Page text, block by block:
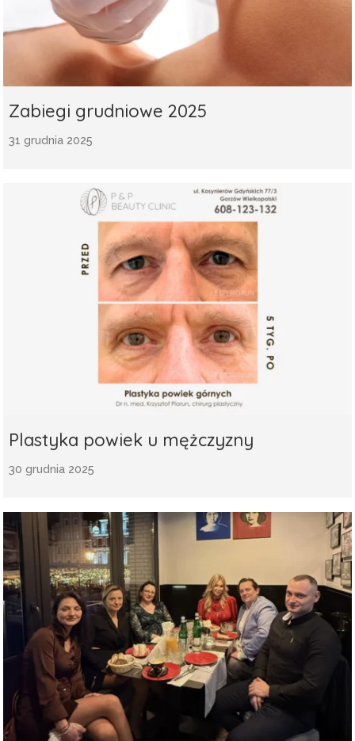
Zabiegi grudniowe 2025
31 grudnia 2025
Plastyka powiek u mężczyzny
30 grudnia 2025